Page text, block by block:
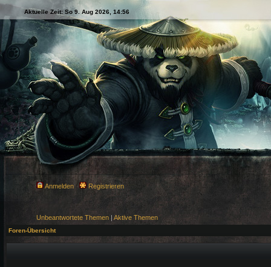
Aktuelle Zeit: So 9. Aug 2026, 14:56
Anmelden Registrieren
Unbeantwortete Themen | Aktive Themen
Foren-Übersicht